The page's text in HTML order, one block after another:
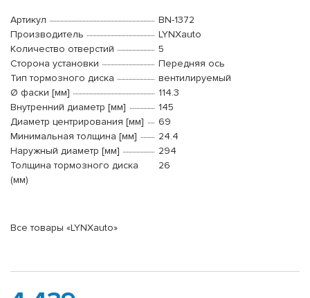
Артикул
BN-1372
Производитель
LYNXauto
Количество отверстий
5
Сторона установки
Передняя ось
Тип тормозного диска
вентилируемый
Ø фаски [мм]
114.3
Внутренний диаметр [мм]
145
Диаметр центрирования [мм]
69
Минимальная толщина [мм]
24.4
Наружный диаметр [мм]
294
Толщина тормозного диска
(мм)
26
Все товары «LYNXauto»